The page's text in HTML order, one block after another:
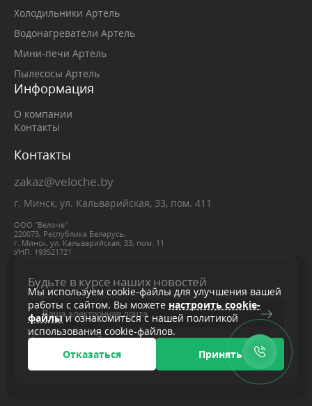
Холодильники Артель
Водонагреватели Артель
Мини-печи Артель
Пылесосы Артель
Информация
О компании
Контакты
Контакты
zakaz@veloche.by
г. Минск, ул. Кальварийская, 33, пом. 411
ООО "Велоче"
220073, Республика Беларусь,
г. Минск, ул. Кальварийская, 33, пом. 11
УНП: 193521721
Будьте в курсе наших новостей
Нажимая кнопку «Подписаться», вы соглашаетесь с
Мы используем cookie-файлы для улучшения вашей
работы с сайтом. Вы можете настроить cookie-
файлыи ознакомиться с нашей политикой
использования cookie-файлов.
Отказаться
Принять